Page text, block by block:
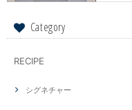
Category
RECIPE
シグネチャー